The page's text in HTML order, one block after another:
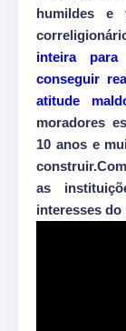
humildes e
inteira
conseguir
atitude
moradores
10 anos e
as
interesses